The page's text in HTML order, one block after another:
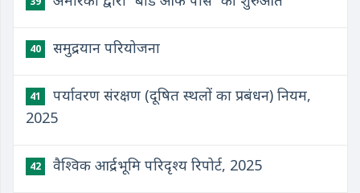
40 समुद्रयान परियोजना
41
पर्यावरण संरक्षण (दूषित स्थलों का प्रबंधन) नियम,
2025
42 वैश्विक आर्द्रभूमि परिदृश्य रिपोर्ट, 2025